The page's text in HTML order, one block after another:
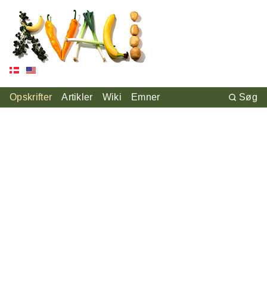
Opskrifter Artikler Wiki Emner Søg